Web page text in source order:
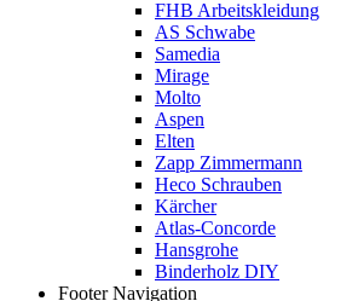
FHB Arbeitskleidung
AS Schwabe
Samedia
Mirage
Molto
Aspen
Elten
Zapp Zimmermann
Heco Schrauben
Kärcher
Atlas-Concorde
Hansgrohe
Binderholz DIY
Footer Navigation